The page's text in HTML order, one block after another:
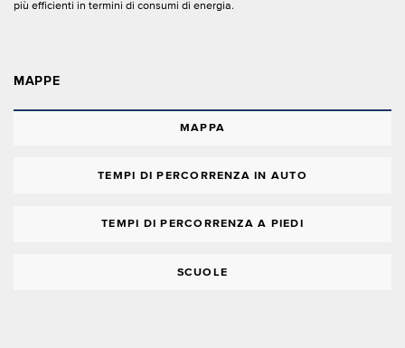
più efficienti in termini di consumi di energia.
MAPPE
MAPPA
TEMPI DI PERCORRENZA IN AUTO
TEMPI DI PERCORRENZA A PIEDI
SCUOLE